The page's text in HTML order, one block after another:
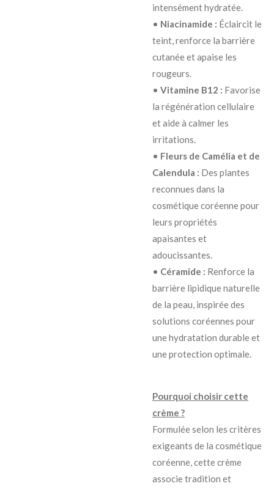
intensément hydratée.
• Niacinamide : Éclaircit le
teint, renforce la barrière
cutanée et apaise les
rougeurs.
• Vitamine B12 : Favorise
la régénération cellulaire
et aide à calmer les
irritations.
• Fleurs de Camélia et de
Calendula : Des plantes
reconnues dans la
cosmétique coréenne pour
leurs propriétés
apaisantes et
adoucissantes.
• Céramide : Renforce la
barrière lipidique naturelle
de la peau, inspirée des
solutions coréennes pour
une hydratation durable et
une protection optimale.
Pourquoi choisir cette
crème ?
Formulée selon les critères
exigeants de la cosmétique
coréenne, cette crème
associe tradition et